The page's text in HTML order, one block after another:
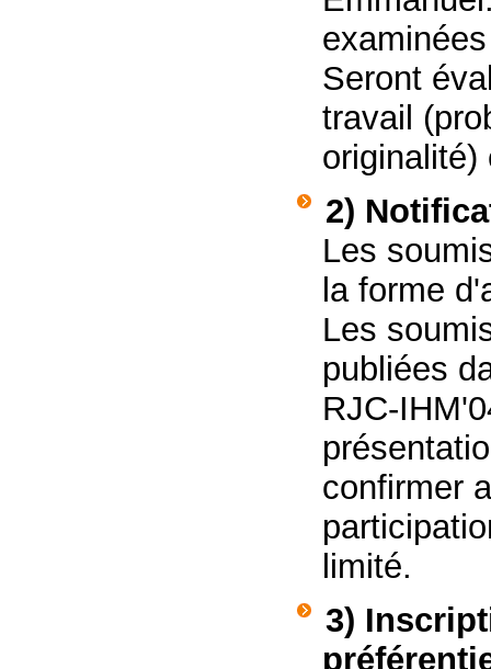
Seront
travail
originalité)
2)
Les
la forme
Les
publiées
RJC-
confirmer
limité.
3)